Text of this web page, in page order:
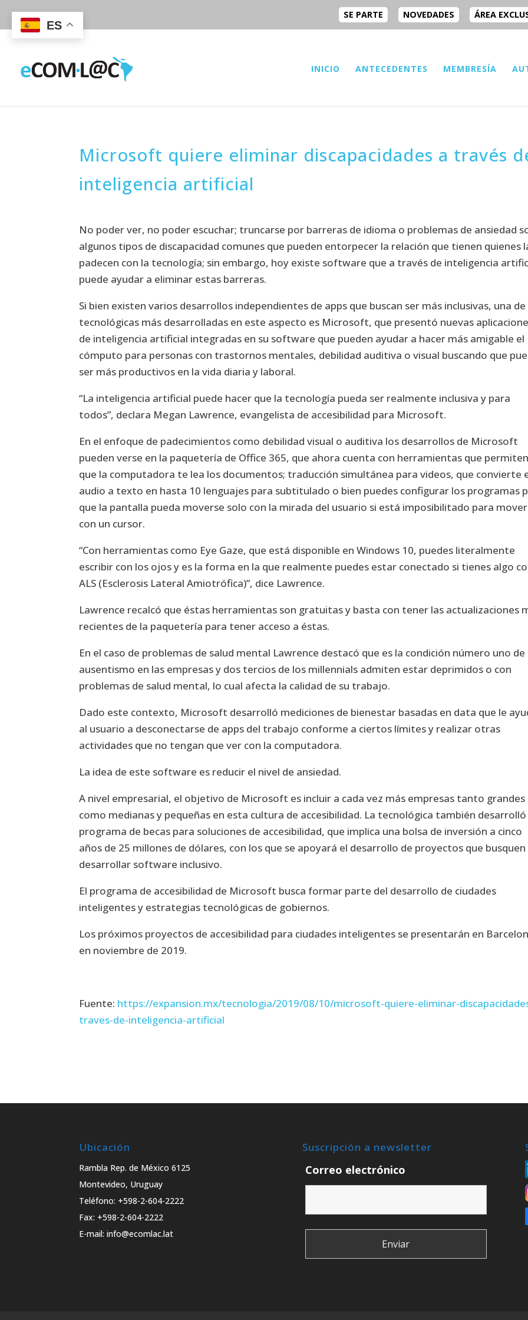
SE PARTE NOVEDADES ÁREA
INICIO ANTECEDENTES MEMBRESÍA
Microsoft quiere eliminar discapacidades a través
inteligencia artificial
No poder ver, no poder escuchar; truncarse por barreras de idioma o problemas de ansiedad
algunos tipos de discapacidad comunes que pueden entorpecer la relación que tienen quienes
padecen con la tecnología; sin embargo, hoy existe software que a través de inteligencia
puede ayudar a eliminar estas barreras.
Si bien existen varios desarrollos independientes de apps que buscan ser más inclusivas, una de
tecnológicas más desarrolladas en este aspecto es Microsoft, que presentó nuevas
de inteligencia artificial integradas en su software que pueden ayudar a hacer más amigable el
cómputo para personas con trastornos mentales, debilidad auditiva o visual buscando que
ser más productivos en la vida diaria y laboral.
“La inteligencia artificial puede hacer que la tecnología pueda ser realmente inclusiva y para
todos”, declara Megan Lawrence, evangelista de accesibilidad para Microsoft.
En el enfoque de padecimientos como debilidad visual o auditiva los desarrollos de Microsoft
pueden verse en la paquetería de Office 365, que ahora cuenta con herramientas que permiten
que la computadora te lea los documentos; traducción simultánea para videos, que convierte
audio a texto en hasta 10 lenguajes para subtitulado o bien puedes configurar los programas
que la pantalla pueda moverse solo con la mirada del usuario si está imposibilitado para
con un cursor.
“Con herramientas como Eye Gaze, que está disponible en Windows 10, puedes literalmente
escribir con los ojos y es la forma en la que realmente puedes estar conectado si tienes algo
ALS (Esclerosis Lateral Amiotrófica)”, dice Lawrence.
Lawrence recalcó que éstas herramientas son gratuitas y basta con tener las actualizaciones
recientes de la paquetería para tener acceso a éstas.
En el caso de problemas de salud mental Lawrence destacó que es la condición número uno de
ausentismo en las empresas y dos tercios de los millennials admiten estar deprimidos o con
problemas de salud mental, lo cual afecta la calidad de su trabajo.
Dado este contexto, Microsoft desarrolló mediciones de bienestar basadas en data que le
al usuario a desconectarse de apps del trabajo conforme a ciertos límites y realizar otras
actividades que no tengan que ver con la computadora.
La idea de este software es reducir el nivel de ansiedad.
A nivel empresarial, el objetivo de Microsoft es incluir a cada vez más empresas tanto grandes
como medianas y pequeñas en esta cultura de accesibilidad. La tecnológica también desarrolló
programa de becas para soluciones de accesibilidad, que implica una bolsa de inversión a cinco
años de 25 millones de dólares, con los que se apoyará el desarrollo de proyectos que busquen
desarrollar software inclusivo.
El programa de accesibilidad de Microsoft busca formar parte del desarrollo de ciudades
inteligentes y estrategias tecnológicas de gobiernos.
Los próximos proyectos de accesibilidad para ciudades inteligentes se presentarán en
en noviembre de 2019.
Fuente: https://expansion.mx/tecnologia/2019/08/10/microsoft-quiere-eliminar-
traves-de-inteligencia-artificial
Ubicación
Rambla Rep. de México 6125
Montevideo, Uruguay
Teléfono: +598-2-604-2222
Fax: +598-2-604-2222
E-mail: info@ecomlac.lat
Suscripción a newsletter
Correo electrónico
ES